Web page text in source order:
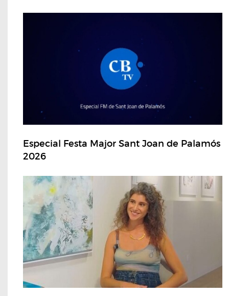
Especial Festa Major Sant Joan de Palamós
2026